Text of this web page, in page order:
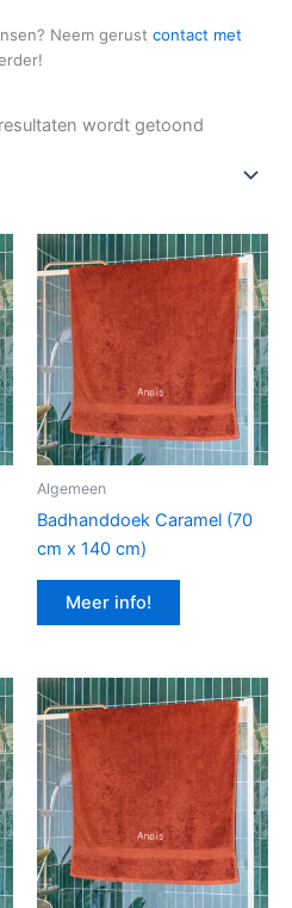
Neem gerust contact met
wordt getoond
Algemeen
Badhanddoek Caramel (70
cm x 140 cm)
Meer info!